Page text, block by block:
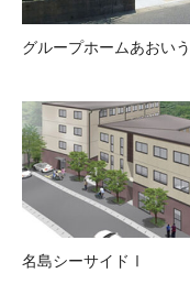
グループホームあおい
名島シーサイドⅠ